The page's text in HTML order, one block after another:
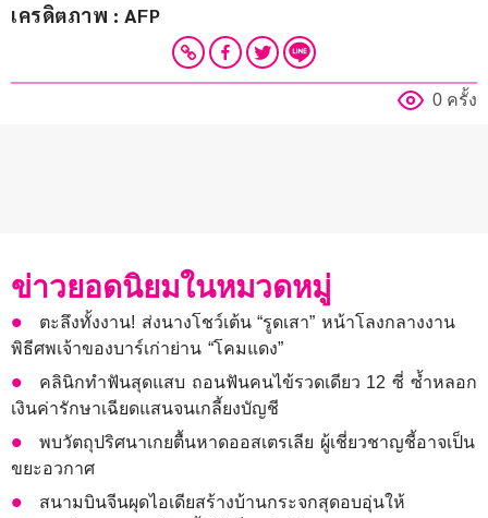
เครดิตภาพ : AFP
0 ครั้ง
ข่าวยอดนิยมในหมวดหมู่
ตะลึงทั้งงาน! ส่งนางโชว์เต้น “รูดเสา” หน้าโลงกลางงาน
พิธีศพเจ้าของบาร์เก่าย่าน “โคมแดง”
คลินิกทำฟันสุดแสบ ถอนฟันคนไข้รวดเดียว 12 ซี่ ซ้ำหลอก
เงินค่ารักษาเฉียดแสนจนเกลี้ยงบัญชี
พบวัตถุปริศนาเกยตื้นหาดออสเตรเลีย ผู้เชี่ยวชาญชี้อาจเป็น
ขยะอวกาศ
สนามบินจีนผุดไอเดียสร้างบ้านกระจกสุดอบอุ่นให้